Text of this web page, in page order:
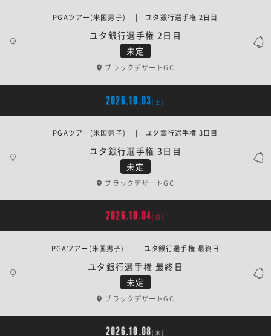
未定
ユタ銀行選手権 2日目
PGAツアー(米国男子) | ユタ銀行選手権 2日目
ブラックデザートGC
2026.10.03[土]
未定
ユタ銀行選手権 3日目
PGAツアー(米国男子) | ユタ銀行選手権 3日目
ブラックデザートGC
2026.10.04[日]
未定
ユタ銀行選手権 最終日
PGAツアー(米国男子) | ユタ銀行選手権 最終日
ブラックデザートGC
2026.10.08[木]